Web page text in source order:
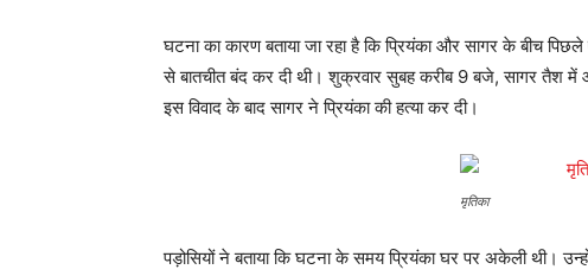
घटना का कारण बताया जा रहा है कि प्रियंका और सागर के बीच
से बातचीत बंद कर दी थी। शुक्रवार सुबह करीब 9 बजे, सागर तैश में
इस विवाद के बाद सागर ने प्रियंका की हत्या कर दी।
मृतिका
पड़ोसियों ने बताया कि घटना के समय प्रियंका घर पर अकेली थी।